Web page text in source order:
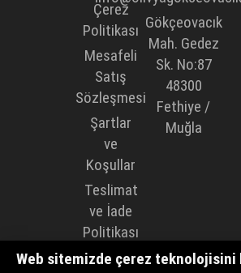
Çerez
Politikası
Mesafeli
Satış
Sözleşmesi
Şartlar
ve
Koşullar
Teslimat
ve İade
Politikası
Gökçeovacık
Mah. Gedez
Sk. No:87
48300
Fethiye /
Muğla
Web sitemizde çerez teknolojisini